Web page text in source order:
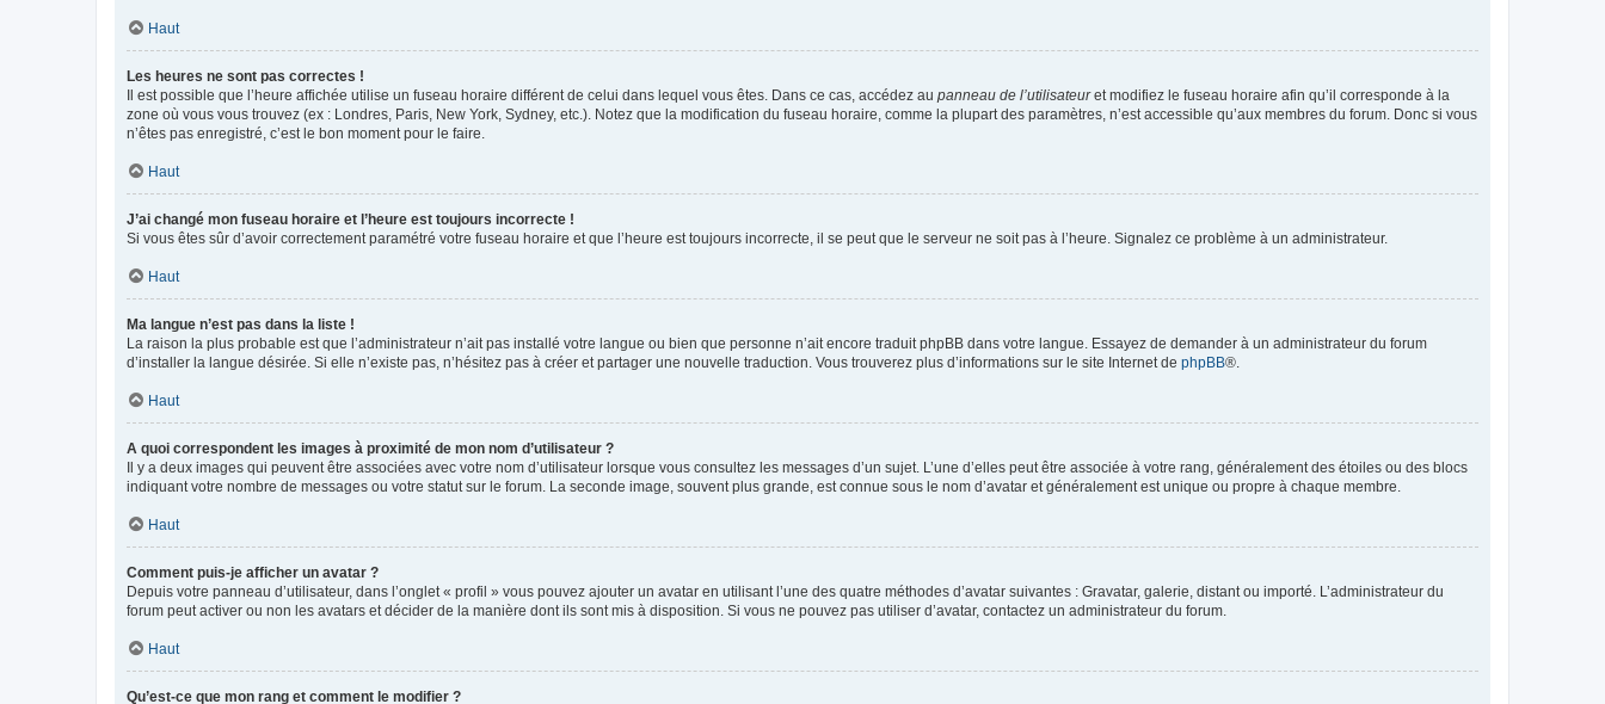
Haut
Les heures ne sont pas correctes !
Il est possible que l’heure affichée utilise un fuseau horaire différent de celui dans lequel vous êtes. Dans ce cas, accédez au panneau de l’utilisateuret modifiez le fuseau horaire afin qu’il corresponde à la
zone où vous vous trouvez (ex : Londres, Paris, New York, Sydney, etc.). Notez que la modification du fuseau horaire, comme la plupart des paramètres, n’est accessible qu’aux membres du forum. Donc si vous
n’êtes pas enregistré, c’est le bon moment pour le faire.
Haut
J’ai changé mon fuseau horaire et l’heure est toujours incorrecte !
Si vous êtes sûr d’avoir correctement paramétré votre fuseau horaire et que l’heure est toujours incorrecte, il se peut que le serveur ne soit pas à l’heure. Signalez ce problème à un administrateur.
Haut
Ma langue n’est pas dans la liste !
La raison la plus probable est que l’administrateur n’ait pas installé votre langue ou bien que personne n’ait encore traduit phpBB dans votre langue. Essayez de demander à un administrateur du forum
d’installer la langue désirée. Si elle n’existe pas, n’hésitez pas à créer et partager une nouvelle traduction. Vous trouverez plus d’informations sur le site Internet de phpBB®.
Haut
A quoi correspondent les images à proximité de mon nom d’utilisateur ?
Il y a deux images qui peuvent être associées avec votre nom d’utilisateur lorsque vous consultez les messages d’un sujet. L’une d’elles peut être associée à votre rang, généralement des étoiles ou des blocs
indiquant votre nombre de messages ou votre statut sur le forum. La seconde image, souvent plus grande, est connue sous le nom d’avatar et généralement est unique ou propre à chaque membre.
Haut
Comment puis-je afficher un avatar ?
Depuis votre panneau d’utilisateur, dans l’onglet « profil » vous pouvez ajouter un avatar en utilisant l’une des quatre méthodes d’avatar suivantes : Gravatar, galerie, distant ou importé. L’administrateur du
forum peut activer ou non les avatars et décider de la manière dont ils sont mis à disposition. Si vous ne pouvez pas utiliser d’avatar, contactez un administrateur du forum.
Haut
Qu’est-ce que mon rang et comment le modifier ?